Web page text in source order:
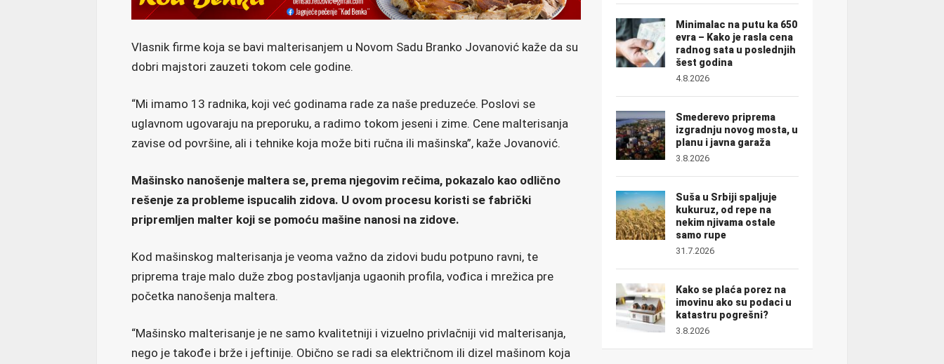
Vlasnik firme koja se bavi malterisanjem u Novom Sadu Branko Jovanović kaže da su
dobri majstori zauzeti tokom cele godine.
“Mi imamo 13 radnika, koji već godinama rade za naše preduzeće. Poslovi se
uglavnom ugovaraju na preporuku, a radimo tokom jeseni i zime. Cene malterisanja
zavise od površine, ali i tehnike koja može biti ručna ili mašinska”, kaže Jovanović.
Mašinsko nanošenje maltera se, prema njegovim rečima, pokazalo kao odlično
rešenje za probleme ispucalih zidova. U ovom procesu koristi se fabrički
pripremljen malter koji se pomoću mašine nanosi na zidove.
Kod mašinskog malterisanja je veoma važno da zidovi budu potpuno ravni, te
priprema traje malo duže zbog postavljanja ugaonih profila, vođica i mrežica pre
početka nanošenja maltera.
“Mašinsko malterisanje je ne samo kvalitetniji i vizuelno privlačniji vid malterisanja,
nego je takođe i brže i jeftinije. Obično se radi sa električnom ili dizel mašinom koja
Minimalac na putu ka 650
evra – Kako je rasla cena
radnog sata u poslednjih
šest godina
4.8.2026
Smederevo priprema
izgradnju novog mosta, u
planu i javna garaža
3.8.2026
Suša u Srbiji spaljuje
kukuruz, od repe na
nekim njivama ostale
samo rupe
31.7.2026
Kako se plaća porez na
imovinu ako su podaci u
katastru pogrešni?
3.8.2026